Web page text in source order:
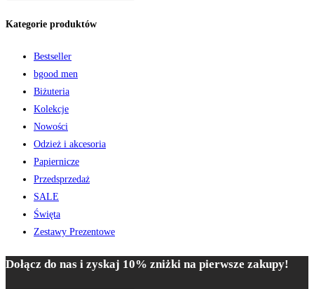
Kategorie produktów
Bestseller
bgood men
Biżuteria
Kolekcje
Nowości
Odzież i akcesoria
Papiernicze
Przedsprzedaż
SALE
Święta
Zestawy Prezentowe
Dołącz do nas i zyskaj 10% zniżki na pierwsze zakupy!